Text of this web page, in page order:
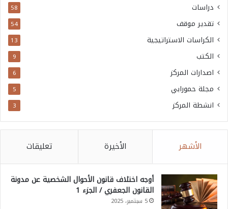
دراسات 58
تقدير موقف 54
الكراسات الاستراتيجية 13
الكتب 9
اصدارات المركز 6
مجلة حمورابي 5
انشطة المركز 3
الأشهر الأخيرة تعليقات
أوجه اختلاف قانون الأحوال الشخصية عن مدونة
القانون الجعفري / الجزء 1
5 سبتمبر، 2025